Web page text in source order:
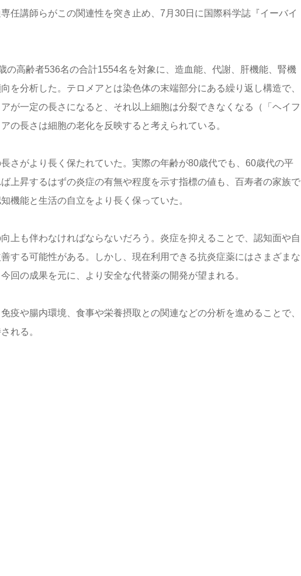
任講師らがこの関連性を突き止め、7月30日に国際科学誌『イーバイ
の高齢者536名の合計1554名を対象に、造血能、代謝、肝機能、腎機
を分析した。テロメアとは染色体の末端部分にある繰り返し構造で、
が一定の長さになると、それ以上細胞は分裂できなくなる（「ヘイフ
の長さは細胞の老化を反映すると考えられている。
さがより長く保たれていた。実際の年齢が80歳代でも、60歳代の平
上昇するはずの炎症の有無や程度を示す指標の値も、百寿者の家族で
機能と生活の自立をより長く保っていた。
上も伴わなければならないだろう。炎症を抑えることで、認知面や自
する可能性がある。しかし、現在利用できる抗炎症薬にはさまざまな
回の成果を元に、より安全な代替薬の開発が望まれる。
疫や腸内環境、食事や栄養摂取との関連などの分析を進めることで、
れる。